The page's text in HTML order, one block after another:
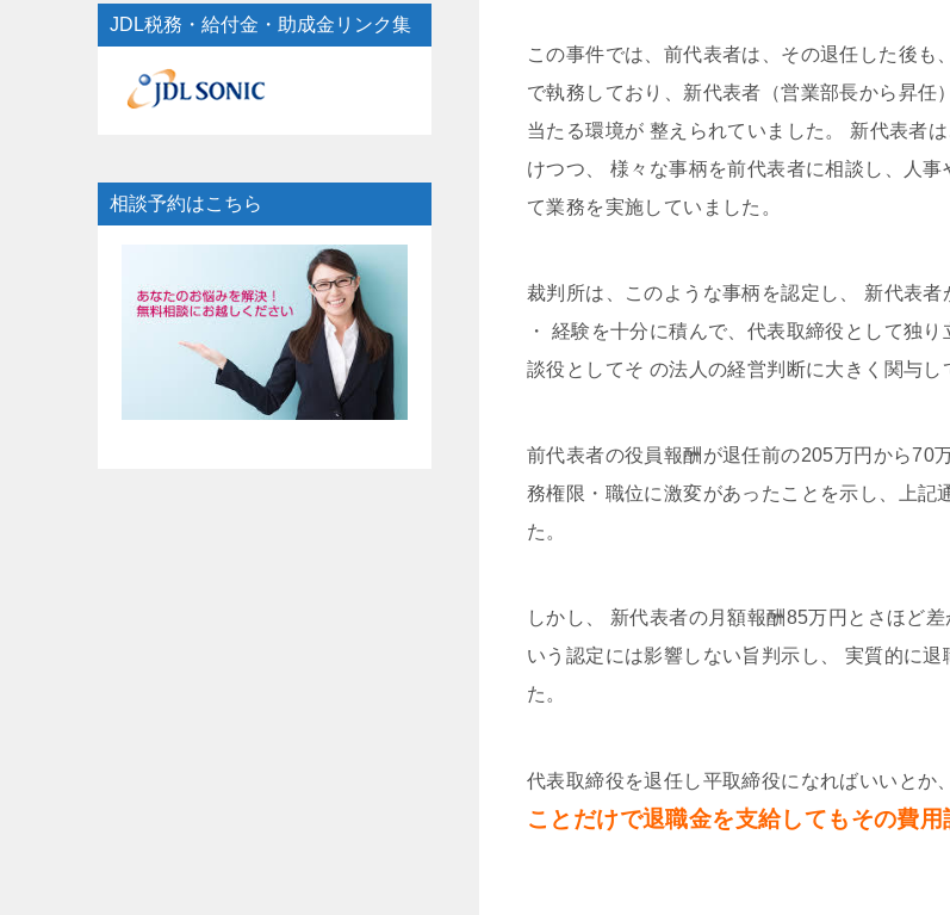
この事件では、前代表者は、その退任した後
で執務しており、新代表者（営業部長から昇任
当たる環境が 整えられていました。 新代表者
けつつ、 様々な事柄を前代表者に相談し、人
て業務を実施していました。
裁判所は、このような事柄を認定し、 新代表
・ 経験を十分に積んで、代表取締役として独
談役としてそ の法人の経営判断に大きく関与し
前代表者の役員報酬が退任前の205万円から70
務権限・職位に激変があったことを示し、上記
た。
しかし、 新代表者の月額報酬85万円とさほど
いう認定には影響しない旨判示し、 実質的に
た。
代表取締役を退任し平取締役になればいいとか
ことだけで退職金を支給してもその費
JDL税務・給付金・助成金リンク集
相談予約はこちら